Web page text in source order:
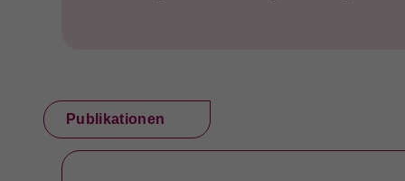
Publikationen